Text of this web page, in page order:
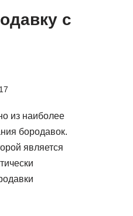
с
из наиболее
бородавок.
является